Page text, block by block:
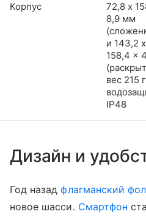
Корпус
72,8 х
8,9 мм
и 143,2 x
158,4 x
вес 215
IP48
Дизайн и
Год назадфлагманский
новое шасси. Смартфон